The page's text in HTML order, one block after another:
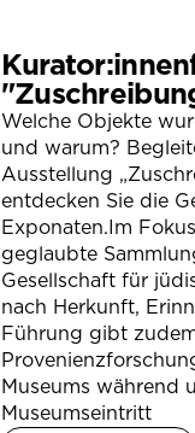
Welche Objekte
und warum?
Ausstellung
entdecken Sie die
Exponaten.Im
geglaubte
Gesellschaft für
nach Herkunft,
Führung gibt
Museums während
Museumseintritt